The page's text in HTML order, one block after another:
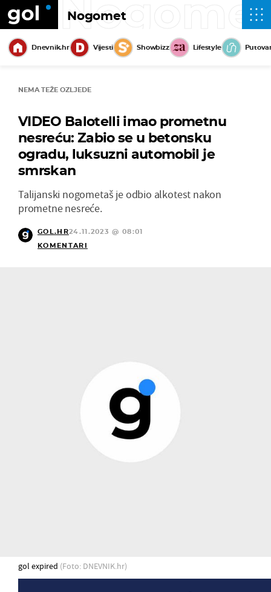
Nogomet
Dnevnik.hr Vijesti Showbizz Lifestyle
NEMA TEŽE OZLJEDE
VIDEO Balotelli imao prometnu
nesreću: Zabio se u betonsku
ogradu, luksuzni automobil je
smrskan
Talijanski nogometaš je odbio alkotest nakon
prometne nesreće.
GOL.HR24.11.2023 @ 08:01
KOMENTARI
gol expired (Foto: DNEVNIK.hr)